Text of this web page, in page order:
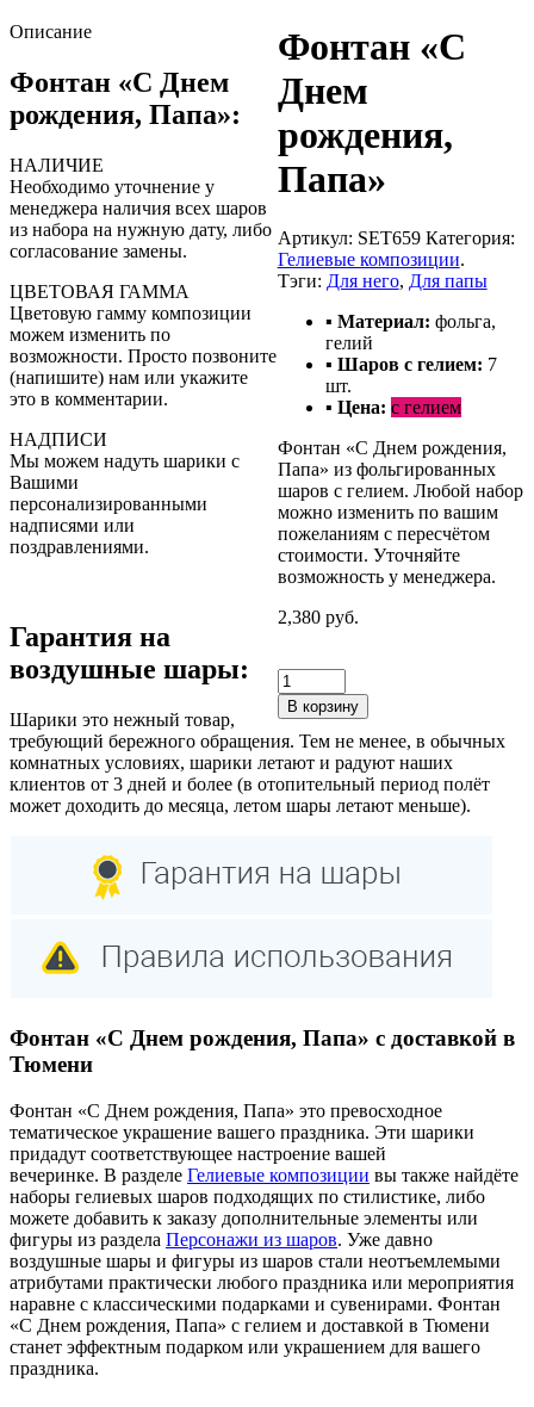
Фонтан «С
Днем
рождения,
Папа»
Артикул: SET659 Категория:
Гелиевые композиции.
Тэги: Для него, Для папы
▪ Материал: фольга,
гелий
▪ Шаров с гелием: 7
шт.
▪ Цена: с гелием
Фонтан «С Днем рождения,
Папа» из фольгированных
шаров с гелием. Любой набор
можно изменить по вашим
пожеланиям с пересчётом
стоимости. Уточняйте
возможность у менеджера.
2,380 руб.
В корзину
Описание
Фонтан «С Днем
рождения, Папа»:
НАЛИЧИЕ
Необходимо уточнение у
менеджера наличия всех шаров
из набора на нужную дату, либо
согласование замены.
ЦВЕТОВАЯ ГАММА
Цветовую гамму композиции
можем изменить по
возможности. Просто позвоните
(напишите) нам или укажите
это в комментарии.
НАДПИСИ
Мы можем надуть шарики с
Вашими
персонализированными
надписями или
поздравлениями.
Гарантия на
воздушные шары:
Шарики это нежный товар,
требующий бережного обращения. Тем не менее, в обычных
комнатных условиях, шарики летают и радуют наших
клиентов от 3 дней и более (в отопительный период полёт
может доходить до месяца, летом шары летают меньше).
Фонтан «С Днем рождения, Папа» с доставкой в
Тюмени
Фонтан «С Днем рождения, Папа» это превосходное
тематическое украшение вашего праздника. Эти шарики
придадут соответствующее настроение вашей
вечеринке. В разделе Гелиевые композиции вы также найдёте
наборы гелиевых шаров подходящих по стилистике, либо
можете добавить к заказу дополнительные элементы или
фигуры из раздела Персонажи из шаров. Уже давно
воздушные шары и фигуры из шаров стали неотъемлемыми
атрибутами практически любого праздника или мероприятия
наравне с классическими подарками и сувенирами. Фонтан
«С Днем рождения, Папа» с гелием и доставкой в Тюмени
станет эффектным подарком или украшением для вашего
праздника.